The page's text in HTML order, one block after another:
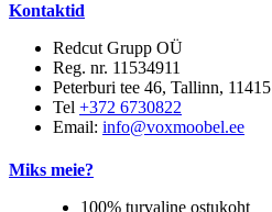
Kontaktid
Redcut Grupp OÜ
Reg. nr. 11534911
Peterburi tee 46, Tallinn, 11415
Tel +372 6730822
Email: info@voxmoobel.ee
Miks meie?
100% turvaline ostukoht